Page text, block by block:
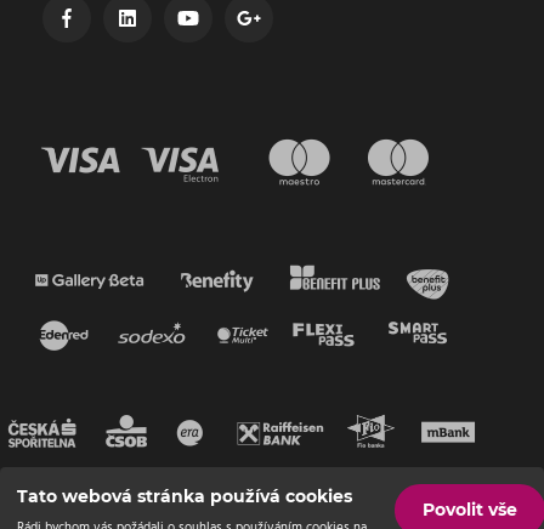
Tato webová stránka používá cookies
Povolit vše